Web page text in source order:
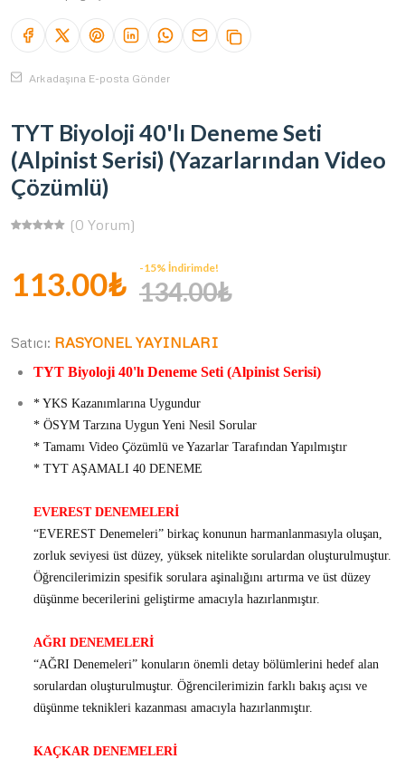
Arkadaşına E-posta Gönder
TYT Biyoloji 40'lı Deneme Seti
(Alpinist Serisi) (Yazarlarından Video
Çözümlü)
(0 Yorum)
113.00₺ -15% İndirimde!
134.00₺
Satıcı: RASYONEL YAYINLARI
TYT Biyoloji 40'lı Deneme Seti (Alpinist Serisi)
* YKS Kazanımlarına Uygundur
* ÖSYM Tarzına Uygun Yeni Nesil Sorular
* Tamamı Video Çözümlü ve Yazarlar Tarafından Yapılmıştır
* TYT AŞAMALI 40 DENEME
EVEREST DENEMELERİ
“EVEREST Denemeleri” birkaç konunun harmanlanmasıyla oluşan,
zorluk seviyesi üst düzey, yüksek nitelikte sorulardan oluşturulmuştur.
Öğrencilerimizin spesifik sorulara aşinalığını artırma ve üst düzey
düşünme becerilerini geliştirme amacıyla hazırlanmıştır.
AĞRI DENEMELERİ
“AĞRI Denemeleri” konuların önemli detay bölümlerini hedef alan
sorulardan oluşturulmuştur. Öğrencilerimizin farklı bakış açısı ve
düşünme teknikleri kazanması amacıyla hazırlanmıştır.
KAÇKAR DENEMELERİ